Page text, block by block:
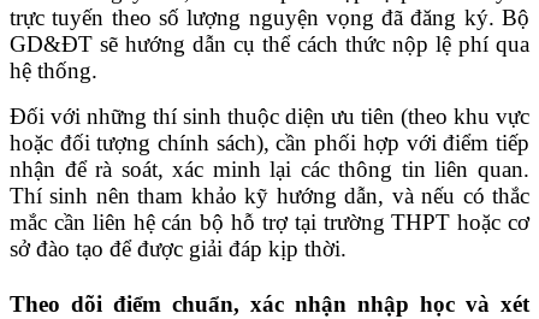
trực tuyến theo số lượng nguyện vọng đã đăng ký. Bộ
GD&ĐT sẽ hướng dẫn cụ thể cách thức nộp lệ phí qua
hệ thống.
Đối với những thí sinh thuộc diện ưu tiên (theo khu vực
hoặc đối tượng chính sách), cần phối hợp với điểm tiếp
nhận để rà soát, xác minh lại các thông tin liên quan.
Thí sinh nên tham khảo kỹ hướng dẫn, và nếu có thắc
mắc cần liên hệ cán bộ hỗ trợ tại trường THPT hoặc cơ
sở đào tạo để được giải đáp kịp thời.
Theo dõi điểm chuẩn, xác nhận nhập học và xét